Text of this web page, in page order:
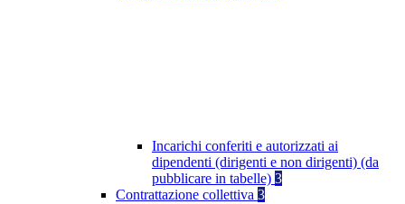
Incarichi conferiti e autorizzati ai
dipendenti (dirigenti e non dirigenti) (da
pubblicare in tabelle) 3
Contrattazione collettiva 3